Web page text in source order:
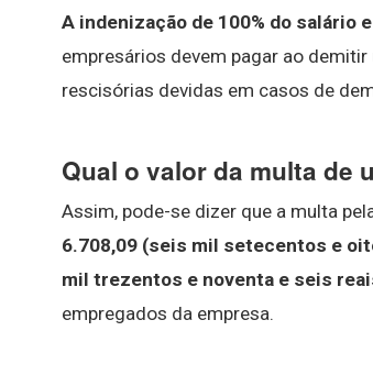
A indenização de 100% do salário
empresários devem pagar ao
rescisórias devidas em casos de
Qual o valor da multa de
Assim, pode-se dizer que a multa
6.708,09 (seis mil setecentos e
mil trezentos e noventa e seis
empregados da empresa.